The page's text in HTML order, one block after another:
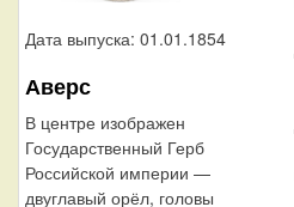
Дата выпуска: 01.01.1854
Аверс
В центре изображен
Государственный Герб
Российской империи —
двуглавый орёл, головы